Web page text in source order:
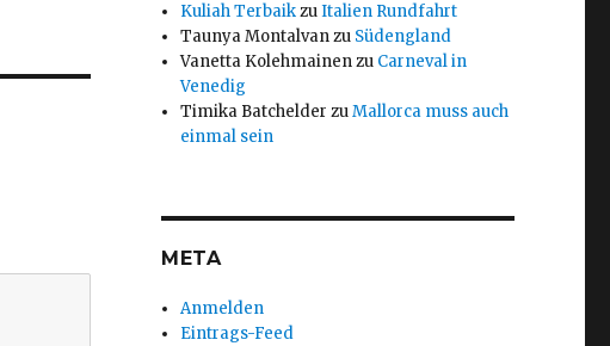
Kuliah TerbaikzuItalien Rundfahrt
Taunya Montalvanzu Südengland
Vanetta Kolehmainenzu Carneval in
Venedig
Timika Batchelder zuMallorca muss auch
einmal sein
META
Anmelden
Eintrags-Feed